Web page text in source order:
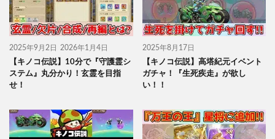
2025年9月2日 2026年1月4日
【キノコ伝説】10分で『守護霊シ
ステム』丸分かり！玄霊を目指
せ！
2025年8月17日
【キノコ伝説】高塔紀元イベント
ガチャ！『生死疾走』が欲し
い！！